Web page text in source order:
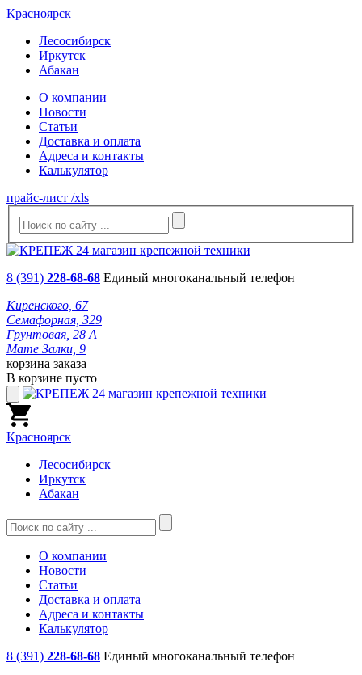
Красноярск
Лесосибирск
Иркутск
Абакан
О компании
Новости
Статьи
Доставка и оплата
Адреса и контакты
Калькулятор
прайс-лист /xls
8 (391) 228-68-68 Единый многоканальный телефон
Киренского, 67
Семафорная, 329
Грунтовая, 28 А
Мате Залки, 9
корзина заказа
В корзине пусто
Красноярск
Лесосибирск
Иркутск
Абакан
О компании
Новости
Статьи
Доставка и оплата
Адреса и контакты
Калькулятор
8 (391) 228-68-68 Единый многоканальный телефон